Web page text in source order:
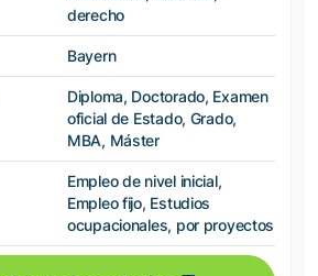
derecho
Bayern
Diploma, Doctorado, Examen
oficial de Estado, Grado,
MBA, Máster
Empleo de nivel inicial,
Empleo fijo, Estudios
ocupacionales, por proyectos